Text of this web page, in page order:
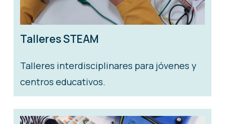
Talleres STEAM
Talleres interdisciplinares para jóvenes y
centros educativos.